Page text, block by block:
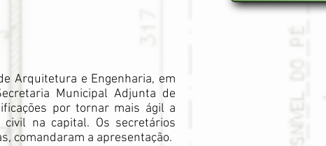
Arquitetura e Engenharia, em
Municipal Adjunta de
por tornar mais ágil a
na capital. Os secretários
comandaram a apresentação.